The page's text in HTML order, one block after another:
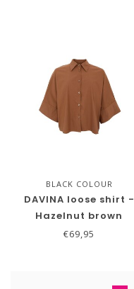
BLACK COLOUR
DAVINA loose shirt -
Hazelnut brown
€69,95